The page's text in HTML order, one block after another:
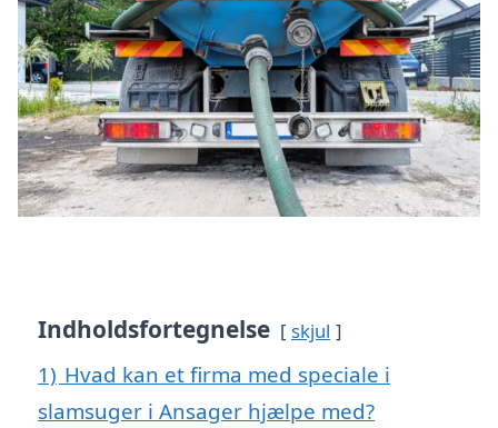
Indholdsfortegnelse skjul
1) Hvad kan et firma med speciale i
slamsuger i Ansager hjælpe med?